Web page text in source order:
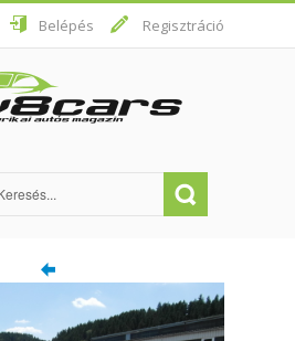
Belépés Regisztráció